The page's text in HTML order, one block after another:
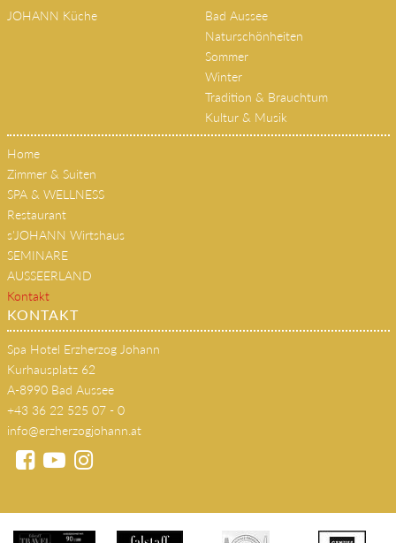
JOHANN Küche
Bad Aussee
Naturschönheiten
Sommer
Winter
Tradition & Brauchtum
Kultur & Musik
Home
Zimmer & Suiten
SPA & WELLNESS
Restaurant
s'JOHANN Wirtshaus
SEMINARE
AUSSEERLAND
Kontakt
KONTAKT
Spa Hotel Erzherzog Johann
Kurhausplatz 62
A-8990 Bad Aussee
+43 36 22 525 07 - 0
info@erzherzogjohann.at